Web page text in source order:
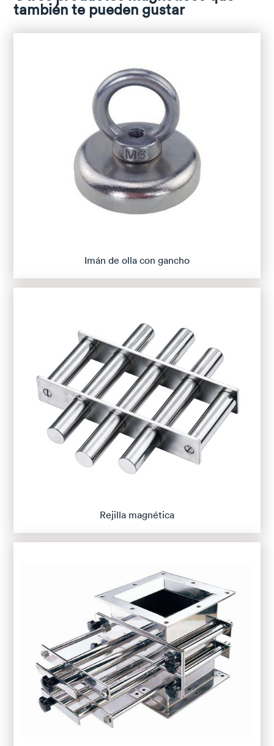
también te pueden gustar
Imán de olla con gancho
Rejilla magnética